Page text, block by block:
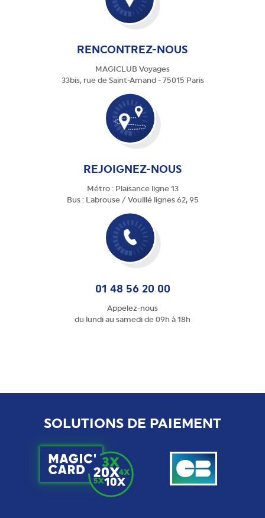
RENCONTREZ-NOUS
MAGICLUB Voyages
33bis, rue de Saint-Amand - 75015 Paris
REJOIGNEZ-NOUS
Métro : Plaisance ligne 13
Bus : Labrouse / Vouillé lignes 62, 95
01 48 56 20 00
Appelez-nous
du lundi au samedi de 09h à 18h
SOLUTIONS DE PAIEMENT